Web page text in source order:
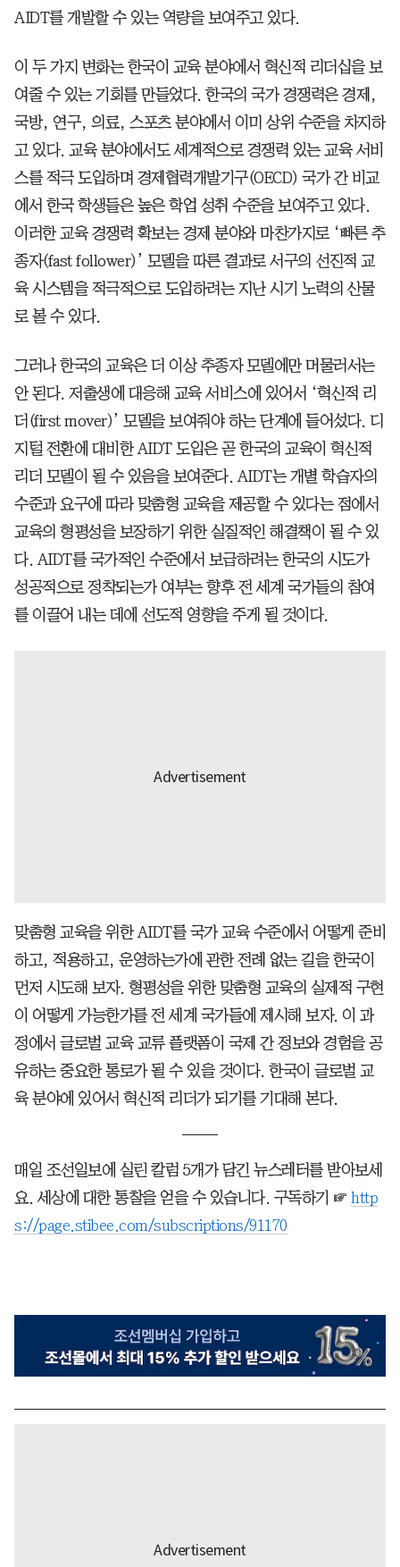
AIDT를 개발할 수 있는 역량을 보여주고 있다.
이 두 가지 변화는 한국이 교육 분야에서 혁신적 리더십을 보
여줄 수 있는 기회를 만들었다. 한국의 국가 경쟁력은 경제,
국방, 연구, 의료, 스포츠 분야에서 이미 상위 수준을 차지하
고 있다. 교육 분야에서도 세계적으로 경쟁력 있는 교육 서비
스를 적극 도입하며 경제협력개발기구(OECD) 국가 간 비교
에서 한국 학생들은 높은 학업 성취 수준을 보여주고 있다.
이러한 교육 경쟁력 확보는 경제 분야와 마찬가지로 ‘빠른 추
종자(fast follower)’ 모델을 따른 결과로 서구의 선진적 교
육 시스템을 적극적으로 도입하려는 지난 시기 노력의 산물
로 볼 수 있다.
그러나 한국의 교육은 더 이상 추종자 모델에만 머물러서는
안 된다. 저출생에 대응해 교육 서비스에 있어서 ‘혁신적 리
더(first mover)’ 모델을 보여줘야 하는 단계에 들어섰다. 디
지털 전환에 대비한 AIDT 도입은 곧 한국의 교육이 혁신적
리더 모델이 될 수 있음을 보여준다. AIDT는 개별 학습자의
수준과 요구에 따라 맞춤형 교육을 제공할 수 있다는 점에서
교육의 형평성을 보장하기 위한 실질적인 해결책이 될 수 있
다. AIDT를 국가적인 수준에서 보급하려는 한국의 시도가
성공적으로 정착되는가 여부는 향후 전 세계 국가들의 참여
를 이끌어 내는 데에 선도적 영향을 주게 될 것이다.
맞춤형 교육을 위한 AIDT를 국가 교육 수준에서 어떻게 준비
하고, 적용하고, 운영하는가에 관한 전례 없는 길을 한국이
먼저 시도해 보자. 형평성을 위한 맞춤형 교육의 실제적 구현
이 어떻게 가능한가를 전 세계 국가들에 제시해 보자. 이 과
정에서 글로벌 교육 교류 플랫폼이 국제 간 정보와 경험을 공
유하는 중요한 통로가 될 수 있을 것이다. 한국이 글로벌 교
육 분야에 있어서 혁신적 리더가 되기를 기대해 본다.
매일 조선일보에 실린 칼럼 5개가 담긴 뉴스레터를 받아보세
요. 세상에 대한 통찰을 얻을 수 있습니다. 구독하기 ☞ http
s://page.stibee.com/subscriptions/91170